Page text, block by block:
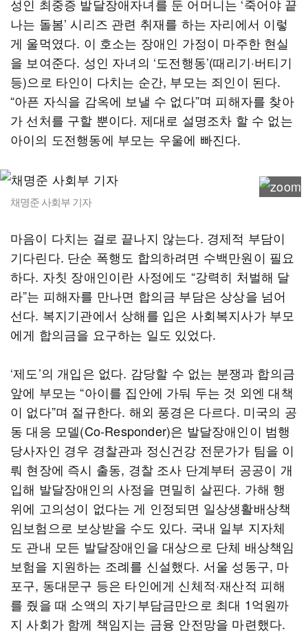
성인 최중증 발달장애자녀를 둔 어머니는 ‘죽어야 끝
나는 돌봄’ 시리즈 관련 취재를 하는 자리에서 이렇
게 울먹였다. 이 호소는 장애인 가정이 마주한 현실
을 보여준다. 성인 자녀의 ‘도전행동’(때리기·버티기
등)으로 타인이 다치는 순간, 부모는 죄인이 된다.
“아픈 자식을 감옥에 보낼 수 없다”며 피해자를 찾아
가 선처를 구할 뿐이다. 제대로 설명조차 할 수 없는
아이의 도전행동에 부모는 우울에 빠진다.
채명준 사회부 기자
마음이 다치는 걸로 끝나지 않는다. 경제적 부담이
기다린다. 단순 폭행도 합의하려면 수백만원이 필요
하다. 자칫 장애인이란 사정에도 “강력히 처벌해 달
라”는 피해자를 만나면 합의금 부담은 상상을 넘어
선다. 복지기관에서 상해를 입은 사회복지사가 부모
에게 합의금을 요구하는 일도 있었다.
‘제도’의 개입은 없다. 감당할 수 없는 분쟁과 합의금
앞에 부모는 “아이를 집안에 가둬 두는 것 외엔 대책
이 없다”며 절규한다. 해외 풍경은 다르다. 미국의 공
동 대응 모델(Co-Responder)은 발달장애인이 범행
당사자인 경우 경찰관과 정신건강 전문가가 팀을 이
뤄 현장에 즉시 출동, 경찰 조사 단계부터 공공이 개
입해 발달장애인의 사정을 면밀히 살핀다. 가해 행
위에 고의성이 없다는 게 인정되면 일상생활배상책
임보험으로 보상받을 수도 있다. 국내 일부 지자체
도 관내 모든 발달장애인을 대상으로 단체 배상책임
보험을 지원하는 조례를 신설했다. 서울 성동구, 마
포구, 동대문구 등은 타인에게 신체적·재산적 피해
를 줬을 때 소액의 자기부담금만으로 최대 1억원까
지 사회가 함께 책임지는 금융 안전망을 마련했다.